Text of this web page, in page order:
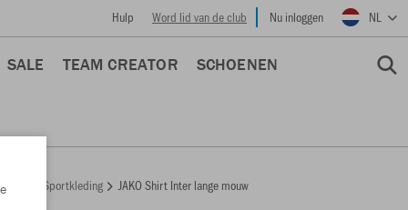
Hulp Word lid van de club Nu inloggen NL
SALE TEAM CREATOR SCHOENEN
Sportkleding JAKO Shirt Inter lange mouw